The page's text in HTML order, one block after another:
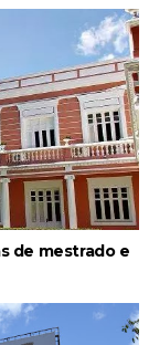
de mestrado e